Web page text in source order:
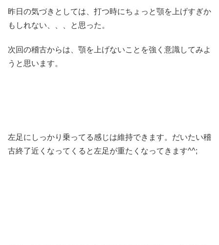
昨日の気づきとしては、打つ時にちょっと顎を上げすぎか
もしれない、、、と思った。
次回の稽古からは、顎を上げないことを強く意識してみよ
うと思います。
左足にしっかり乗ってる感じは維持できます。だいたい稽
古終了近くなってくると左足が重たくなってきます^^;